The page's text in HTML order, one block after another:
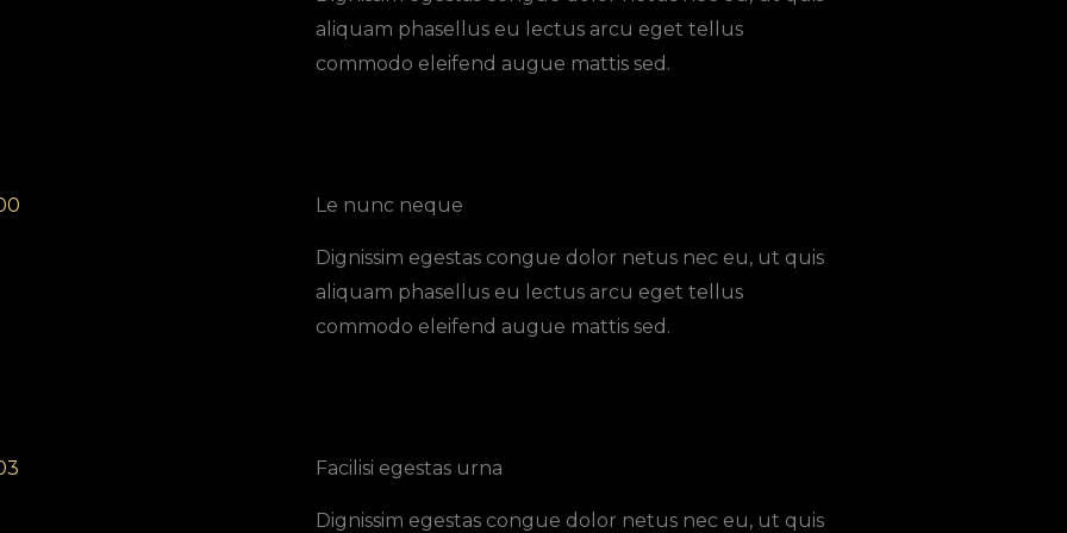
aliquam phasellus eu lectus arcu eget tellus
commodo eleifend augue mattis sed.
Le nunc neque​
Dignissim egestas congue dolor netus nec eu, ut quis
aliquam phasellus eu lectus arcu eget tellus
commodo eleifend augue mattis sed.
Facilisi egestas urna​
Dignissim egestas congue dolor netus nec eu, ut quis